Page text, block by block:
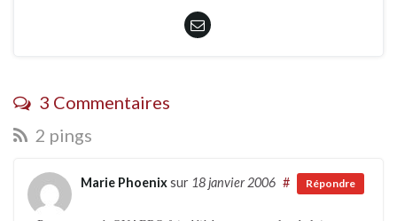
3 Commentaires
2 pings
Marie Phoenixsur 18 janvier 2006 # Répondre